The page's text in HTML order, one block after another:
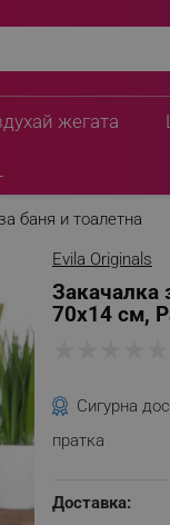
жегата
баня и тоалетна
Evila Originals
Закачалка
70х14 см,
Сигурна
пратка
Доставка: